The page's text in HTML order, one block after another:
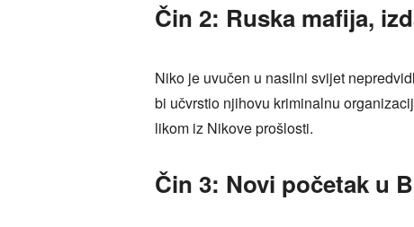
Čin 2: Ruska mafija,
Niko je uvučen u nasilni svijet
bi učvrstio njihovu kriminalnu
likom iz Nikove prošlosti.
Čin 3: Novi početak u